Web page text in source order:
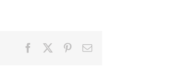
Facebook Pinterest
E-